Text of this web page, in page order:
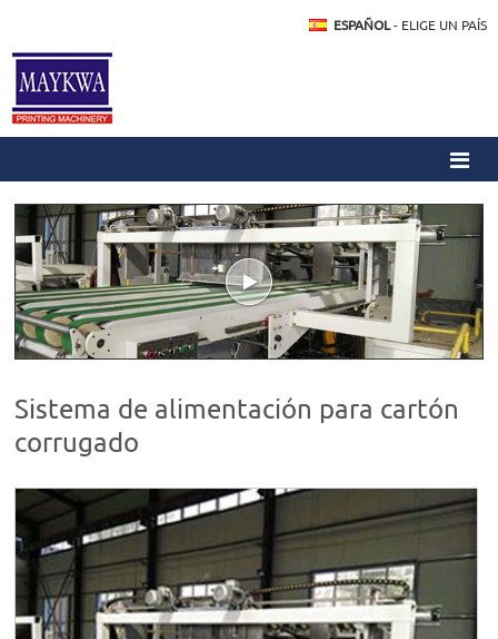
ESPAÑOL- ELIGE UN PAÍS
Sistema de alimentación para cartón
corrugado